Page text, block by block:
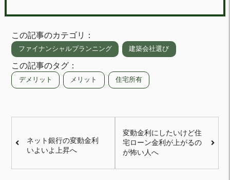
この記事のカテゴリ：
ファイナンシャルプランニング 建築会社選び
この記事のタグ：
デメリット メリット 住宅所有
ネット銀行の変動金利
いよいよ上昇へ
変動金利にしたいけど住
宅ローン金利が上がるの
が怖い人へ